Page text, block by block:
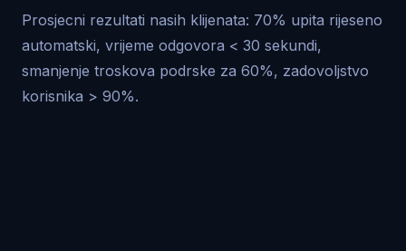
Prosjecni rezultati nasih klijenata: 70% upita rijeseno
automatski, vrijeme odgovora < 30 sekundi,
smanjenje troskova podrske za 60%, zadovoljstvo
korisnika > 90%.